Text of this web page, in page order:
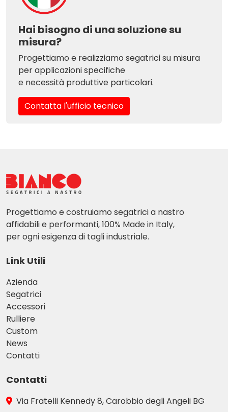
Hai bisogno di una soluzione su
misura?
Progettiamo e realizziamo segatrici su misura
per applicazioni specifiche
e necessità produttive particolari.
Contatta l'ufficio tecnico
Progettiamo e costruiamo segatrici a nastro
affidabili e performanti, 100% Made in Italy,
per ogni esigenza di tagli industriale.
Link Utili
Azienda
Segatrici
Accessori
Rulliere
Custom
News
Contatti
Contatti
Via Fratelli Kennedy 8, Carobbio degli Angeli BG